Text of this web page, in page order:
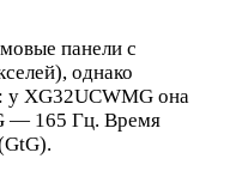
панели с
однако
у XG32UCWMG она
— 165 Гц. Время